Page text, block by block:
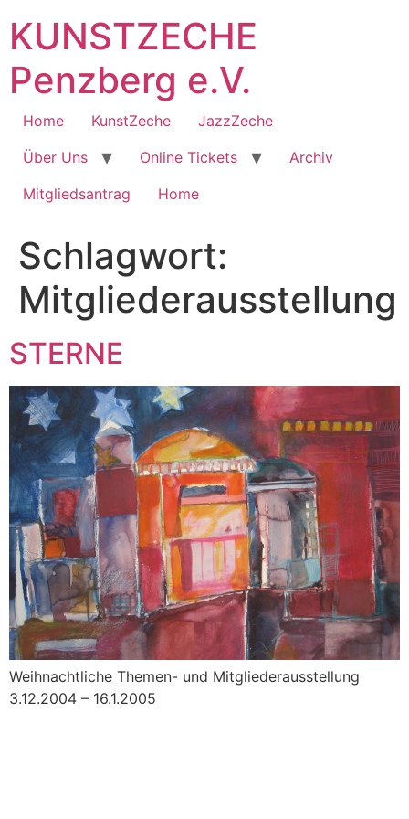
Inhalt
springen
KUNSTZECHE
Penzberg e.V.
Home KunstZeche
JazzZeche
Über Uns
Online Tickets
Archiv
Mitgliedsantrag
Home
Schlagwort:
Mitgliederausstellung
STERNE
Weihnachtliche Themen- und Mitgliederausstellung
3.12.2004 – 16.1.2005